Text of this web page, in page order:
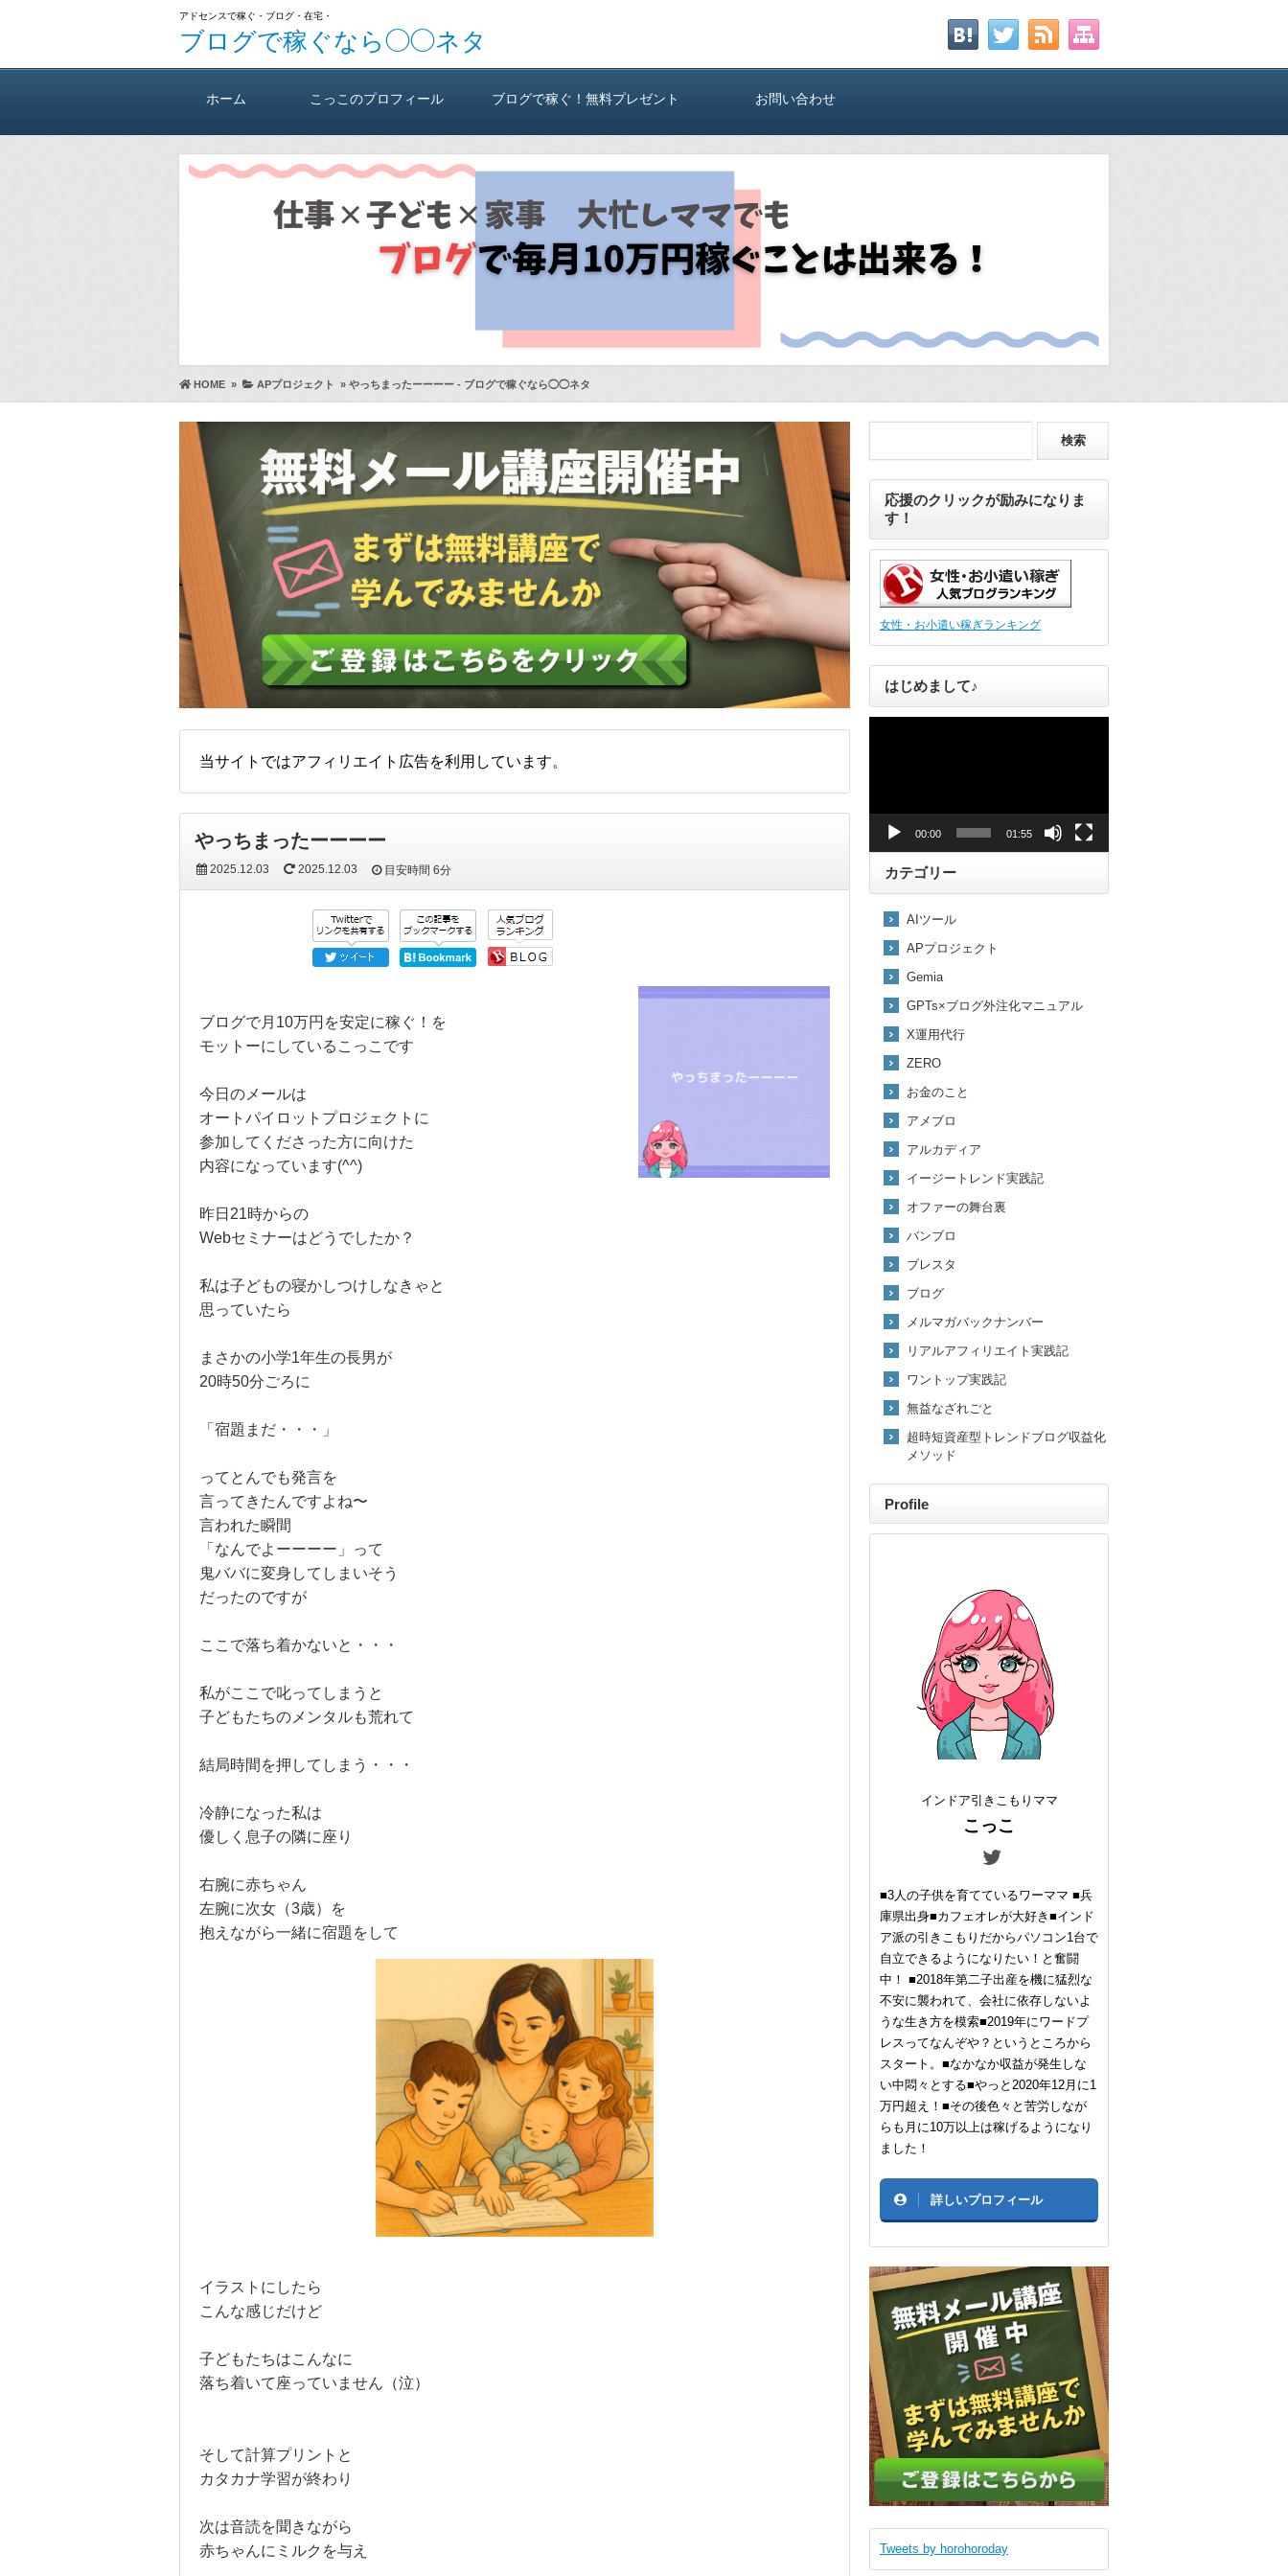
アドセンスで稼ぐ・ブログ・在宅・
ブログで稼ぐなら◯◯ネタ
ホーム こっこのプロフィール ブログで稼ぐ！無料プレゼント お問い合わせ
HOME » APプロジェクト » やっちまったーーーー - ブログで稼ぐなら◯◯ネタ
当サイトではアフィリエイト広告を利用しています。
やっちまったーーーー
2025.12.03 2025.12.03 目安時間6分
ブログで月10万円を安定に稼ぐ！を
モットーにしているこっこです
今日のメールは
オートパイロットプロジェクトに
参加してくださった方に向けた
内容になっています(^^)
昨日21時からの
Webセミナーはどうでしたか？
私は子どもの寝かしつけしなきゃと
思っていたら
まさかの小学1年生の長男が
20時50分ごろに
「宿題まだ・・・」
ってとんでも発言を
言ってきたんですよね〜
言われた瞬間
「なんでよーーーー」って
鬼ババに変身してしまいそう
だったのですが
ここで落ち着かないと・・・
私がここで叱ってしまうと
子どもたちのメンタルも荒れて
結局時間を押してしまう・・・
冷静になった私は
優しく息子の隣に座り
右腕に赤ちゃん
左腕に次女（3歳）を
抱えながら一緒に宿題をして
イラストにしたら
こんな感じだけど
子どもたちはこんなに
落ち着いて座っていません（泣）
そして計算プリントと
カタカナ学習が終わり
次は音読を聞きながら
赤ちゃんにミルクを与え
応援のクリックが励みになりま
す！
女性・お小遣い稼ぎランキング
はじめまして♪
ヤ
ー
00:00 01:55
カテゴリー
AIツール
APプロジェクト
Gemia
GPTs×ブログ外注化マニュアル
X運用代行
ZERO
お金のこと
アメブロ
アルカディア
イージートレンド実践記
オファーの舞台裏
バンブロ
ブレスタ
ブログ
メルマガバックナンバー
リアルアフィリエイト実践記
ワントップ実践記
無益なざれごと
超時短資産型トレンドブログ収益化
メソッド
Profile
インドア引きこもりママ
こっこ
■3人の子供を育てているワーママ ■兵
庫県出身■カフェオレが大好き■インド
ア派の引きこもりだからパソコン1台で
自立できるようになりたい！と奮闘
中！ ■2018年第二子出産を機に猛烈な
不安に襲われて、会社に依存しないよ
うな生き方を模索■2019年にワードプ
レスってなんぞや？というところから
スタート。■なかなか収益が発生しな
い中悶々とする■やっと2020年12月に1
万円超え！■その後色々と苦労しなが
らも月に10万以上は稼げるようになり
ました！
詳しいプロフィール
Tweets by horohoroday